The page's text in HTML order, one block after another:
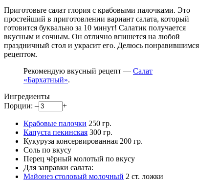
Приготовьте салат глория с крабовыми палочками. Это
простейший в приготовлении вариант салата, который
готовится буквально за 10 минут! Салатик получается
вкусным и сочным. Он отлично впишется на любой
праздничный стол и украсит его. Делюсь понравившимся
рецептом.
Рекомендую вкусный рецепт — Салат
«Бархатный».
Ингредиенты
Порции: – +
Крабовые палочки 250 гр.
Капуста пекинская 300 гр.
Кукуруза консервированная 200 гр.
Соль по вкусу
Перец чёрный молотый по вкусу
Для заправки салата:
Майонез столовый молочный 2 ст. ложки